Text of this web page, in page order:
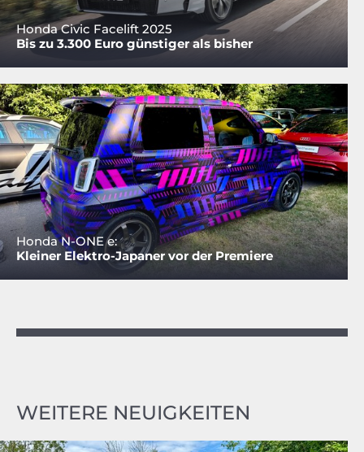
Honda Civic Facelift 2025
Bis zu 3.300 Euro günstiger als bisher
Honda N-ONE e:
Kleiner Elektro-Japaner vor der Premiere
WEITERE NEUIGKEITEN